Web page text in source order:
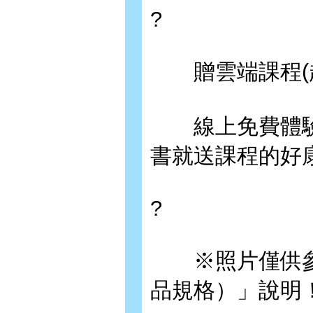
?
贈雲端課程(
線上免費體驗
書就送課程的好
?
※照片僅供參
品規格）」說明